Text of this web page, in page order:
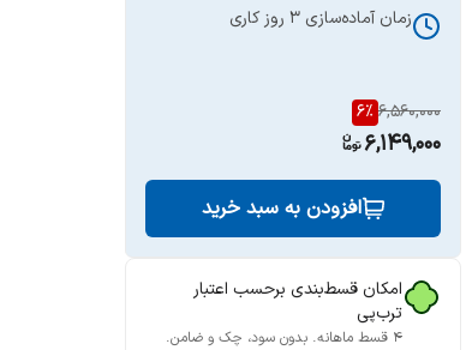
زمان آماده‌سازی 3 روز کاری
6,560,000
6%
6,149,000
افزودن به سبد خرید
امکان قسط‌بندی برحسب اعتبار
ترب‌پی
۴ قسط ماهانه. بدون سود، چک و ضامن.